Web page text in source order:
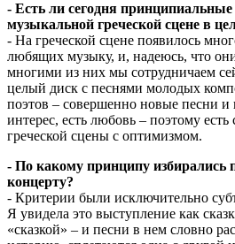
- Есть ли сегодня
музыкальной греческой сцене в
- На греческой сцене появилось
любящих музыку, и, надеюсь, что
многими из них мы сотрудничаем
целый диск с песнями молодых
поэтов – совершенно новые песни и
интерес, есть любовь – поэтому
греческой сцены с оптимизмом.
- По какому принципу избирались
концерту?
- Критерии были исключительно
Я увидела это выступление как
«сказкой» – и песни в нем словно